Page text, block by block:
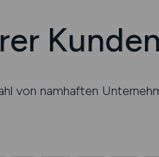
Kunden
von namhaften